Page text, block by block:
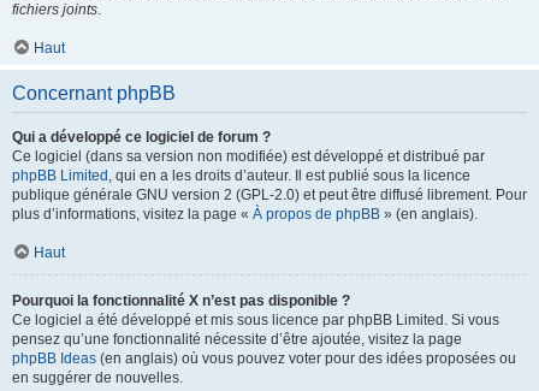
fichiers joints.
Haut
Concernant phpBB
Qui a développé ce logiciel de forum ?
Ce logiciel (dans sa version non modifiée) est développé et distribué par
phpBB Limited , qui en a les droits d’auteur. Il est publié sous la licence
publique générale GNU version 2 (GPL-2.0) et peut être diffusé librement. Pour
plus d’informations, visitez la page « À propos de phpBB » (en anglais).
Haut
Pourquoi la fonctionnalité X n’est pas disponible ?
Ce logiciel a été développé et mis sous licence par phpBB Limited. Si vous
pensez qu’une fonctionnalité nécessite d’être ajoutée, visitez la page
phpBB Ideas (en anglais) où vous pouvez voter pour des idées proposées ou
en suggérer de nouvelles.